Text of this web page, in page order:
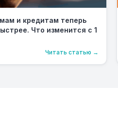
и кредитам теперь
Что изменится с 1
Читать статью →